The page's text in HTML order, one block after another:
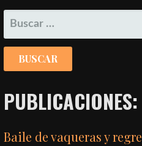
BUSCAR:
PUBLICACIONES:
Baile de vaqueras y